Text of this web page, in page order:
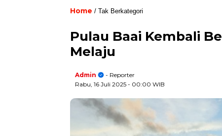
Home / Tak Berkategori
Pulau Baai Kembali
Melaju
Admin
- Reporter
Rabu, 16 Juli 2025 - 00:00 WIB